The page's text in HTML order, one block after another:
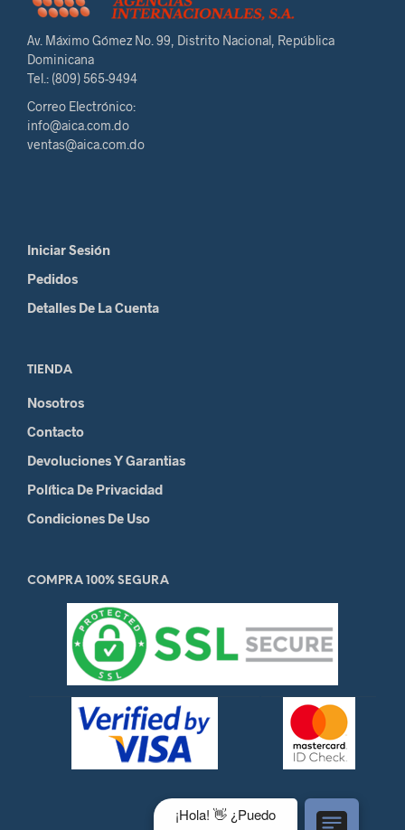
Av. Máximo Gómez No. 99, Distrito Nacional, República
Dominicana
Tel.: (809) 565-9494
Correo Electrónico:
info@aica.com.do
ventas@aica.com.do
Iniciar Sesión
Pedidos
Detalles De La Cuenta
TIENDA
Nosotros
Contacto
Devoluciones Y Garantias
Política De Privacidad
Condiciones De Uso
COMPRA 100% SEGURA